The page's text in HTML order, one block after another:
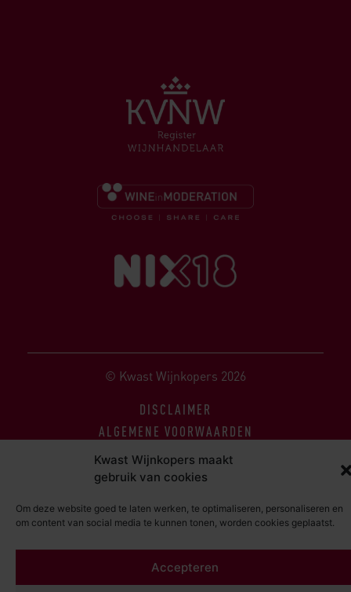
Kwast Wijnkopers maakt
gebruik van cookies
Om deze website goed te laten werken, te optimaliseren, personaliseren en
om content van social media te kunnen tonen, worden cookies geplaatst.
Accepteren
© Kwast Wijnkopers 2026
DISCLAIMER
ALGEMENE VOORWAARDEN
PRIVACY STATEMENT